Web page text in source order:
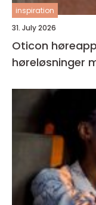
inspiration
31. July 2026
Oticon høreapparat
høreløsninger